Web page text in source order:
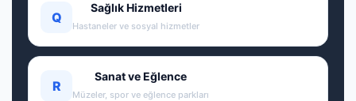
Q
Sağlık Hizmetleri
Hastaneler ve sosyal hizmetler
R
Sanat ve Eğlence
Müzeler, spor ve eğlence parkları